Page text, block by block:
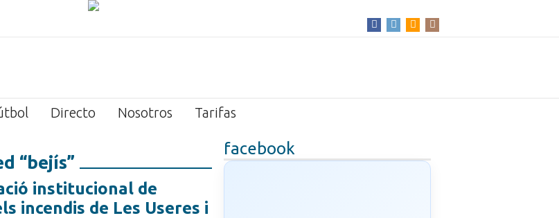
Directo Nosotros Tarifas
facebook
“bejís”
institucional de
incendis de Les Useres i